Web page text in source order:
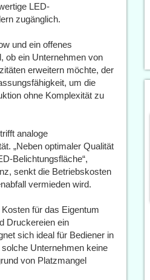
LED-
zugänglich.
und ein offenes
ob ein Unternehmen von
erweitern möchte, der
um die
ohne Komplexität zu
analoge
„Neben optimaler Qualität
Belichtungsfläche“,
senkt die Betriebskosten
vermieden wird.
für das Eigentum
Druckereien ein
sich ideal für Bediener in
Unternehmen keine
von Platzmangel